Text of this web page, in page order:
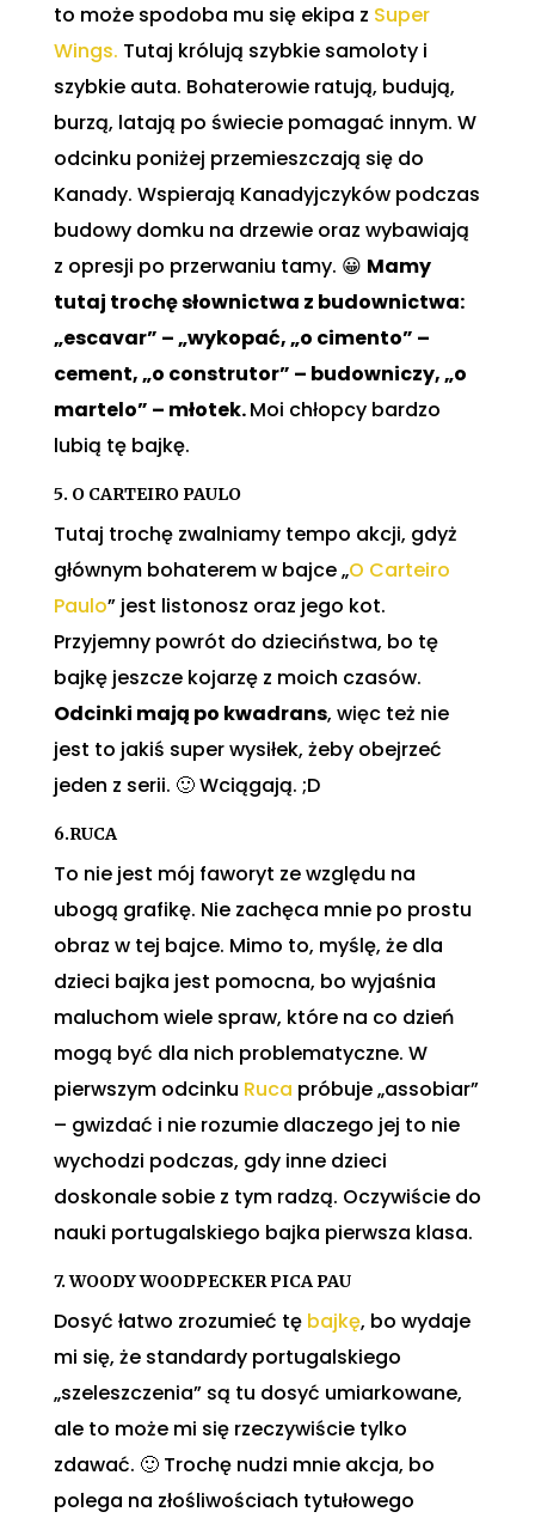
to może spodoba mu się ekipa z Super
Wings. Tutaj królują szybkie samoloty i
szybkie auta. Bohaterowie ratują, budują,
burzą, latają po świecie pomagać innym. W
odcinku poniżej przemieszczają się do
Kanady. Wspierają Kanadyjczyków podczas
budowy domku na drzewie oraz wybawiają
z opresji po przerwaniu tamy. 😀 Mamy
tutaj trochę słownictwa z budownictwa:
„escavar” – „wykopać, „o cimento” –
cement, „o construtor” – budowniczy, „o
martelo” – młotek.Moi chłopcy bardzo
lubią tę bajkę.
5. O CARTEIRO PAULO
Tutaj trochę zwalniamy tempo akcji, gdyż
głównym bohaterem w bajce „O Carteiro
Paulo” jest listonosz oraz jego kot.
Przyjemny powrót do dzieciństwa, bo tę
bajkę jeszcze kojarzę z moich czasów.
Odcinki mają po kwadrans, więc też nie
jest to jakiś super wysiłek, żeby obejrzeć
jeden z serii. 🙂 Wciągają. ;D
6.RUCA
To nie jest mój faworyt ze względu na
ubogą grafikę. Nie zachęca mnie po prostu
obraz w tej bajce. Mimo to, myślę, że dla
dzieci bajka jest pomocna, bo wyjaśnia
maluchom wiele spraw, które na co dzień
mogą być dla nich problematyczne. W
pierwszym odcinku Ruca próbuje „assobiar”
– gwizdać i nie rozumie dlaczego jej to nie
wychodzi podczas, gdy inne dzieci
doskonale sobie z tym radzą. Oczywiście do
nauki portugalskiego bajka pierwsza klasa.
7. WOODY WOODPECKER PICA PAU
Dosyć łatwo zrozumieć tę bajkę, bo wydaje
mi się, że standardy portugalskiego
„szeleszczenia” są tu dosyć umiarkowane,
ale to może mi się rzeczywiście tylko
zdawać. 🙂 Trochę nudzi mnie akcja, bo
polega na złośliwościach tytułowego